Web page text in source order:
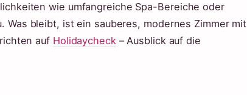
wie umfangreiche Spa-Bereiche oder
Was bleibt, ist ein sauberes, modernes Zimmer mit
auf Holidaycheck– Ausblick auf die